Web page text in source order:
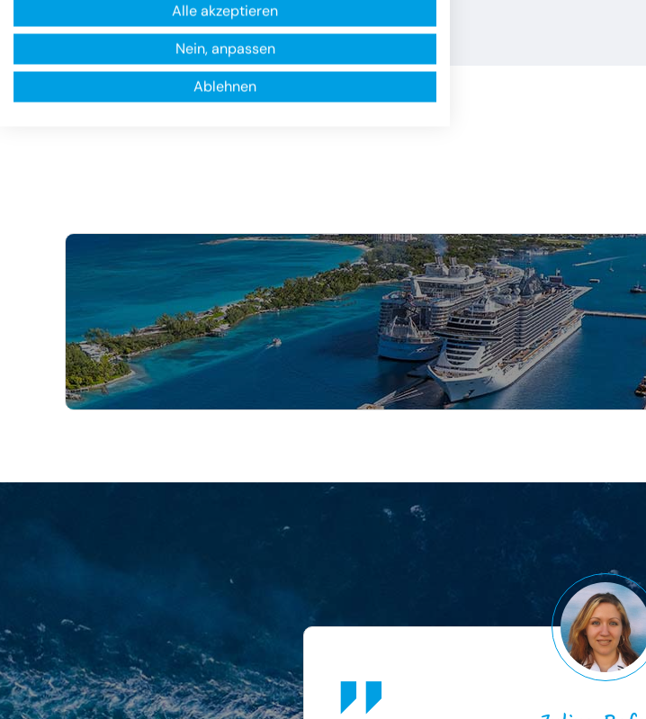
Alle akzeptieren
Nein, anpassen
Ablehnen